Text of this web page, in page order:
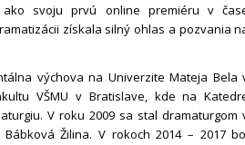
ako svoju prvú online premiéru v
získala silný ohlas a pozvania
výchova na Univerzite Mateja Bela
VŠMU v Bratislave, kde na
V roku 2009 sa stal dramaturgom
Žilina. V rokoch 2014 – 2017